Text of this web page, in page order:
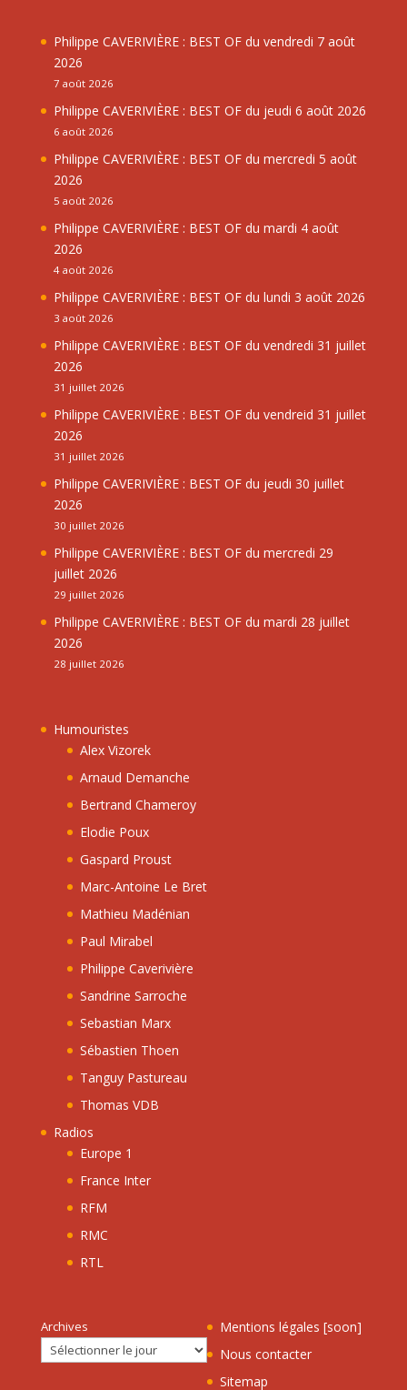
Philippe CAVERIVIÈRE : BEST OF du vendredi 7 août
2026
7 août 2026
Philippe CAVERIVIÈRE : BEST OF du jeudi 6 août 2026
6 août 2026
Philippe CAVERIVIÈRE : BEST OF du mercredi 5 août
2026
5 août 2026
Philippe CAVERIVIÈRE : BEST OF du mardi 4 août
2026
4 août 2026
Philippe CAVERIVIÈRE : BEST OF du lundi 3 août 2026
3 août 2026
Philippe CAVERIVIÈRE : BEST OF du vendredi 31 juillet
2026
31 juillet 2026
Philippe CAVERIVIÈRE : BEST OF du vendreid 31 juillet
2026
31 juillet 2026
Philippe CAVERIVIÈRE : BEST OF du jeudi 30 juillet
2026
30 juillet 2026
Philippe CAVERIVIÈRE : BEST OF du mercredi 29
juillet 2026
29 juillet 2026
Philippe CAVERIVIÈRE : BEST OF du mardi 28 juillet
2026
28 juillet 2026
Humouristes
Alex Vizorek
Arnaud Demanche
Bertrand Chameroy
Elodie Poux
Gaspard Proust
Marc-Antoine Le Bret
Mathieu Madénian
Paul Mirabel
Philippe Caverivière
Sandrine Sarroche
Sebastian Marx
Sébastien Thoen
Tanguy Pastureau
Thomas VDB
Radios
Europe 1
France Inter
RFM
RMC
RTL
Archives
Mentions légales [soon]
Nous contacter
Sitemap